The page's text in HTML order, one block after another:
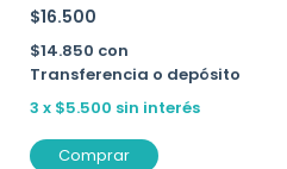
$16.500
$14.850 con
Transferencia o depósito
3 x $5.500 sin interés
Comprar